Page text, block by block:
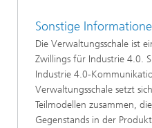
Sonstige
Die Verwaltungsschale ist
Zwillings für Industrie 4.0.
Industrie 4.0-
Verwaltungsschale setzt
Teilmodellen zusammen,
Gegenstands in der